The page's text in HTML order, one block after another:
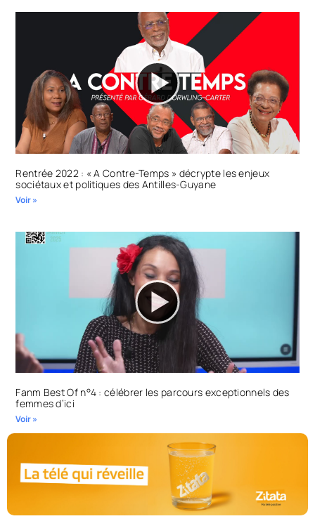
Rentrée 2022 : « A Contre-Temps » décrypte les enjeux
sociétaux et politiques des Antilles-Guyane
Voir »
Fanm Best Of n°4 : célébrer les parcours exceptionnels des
femmes d’ici
Voir »